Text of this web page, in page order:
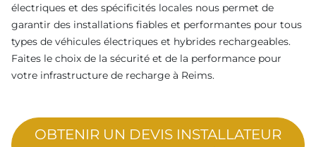
électriques et des spécificités locales nous permet de
garantir des installations fiables et performantes pour tous
types de véhicules électriques et hybrides rechargeables.
Faites le choix de la sécurité et de la performance pour
votre infrastructure de recharge à Reims.
OBTENIR UN DEVIS INSTALLATEUR